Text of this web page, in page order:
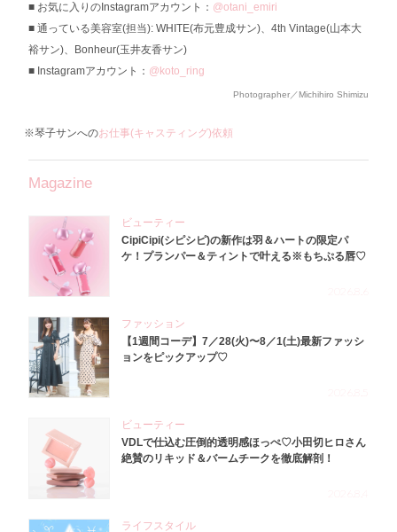
お気に入りのInstagramアカウント： @otani_emiri
通っている美容室(担当): WHITE(布元豊成サン)、4th Vintage(山本大
裕サン)、Bonheur(玉井友香サン)
Instagramアカウント： @koto_ring
Photographer／Michihiro Shimizu
※琴子サンへのお仕事(キャスティング)依頼
Magazine
ビューティー
CipiCipi(シピシピ)の新作は羽＆ハートの限定パ
ケ！プランパー＆ティントで叶える※もちぷる唇♡
ファッション
【1週間コーデ】7／28(火)〜8／1(土)最新ファッシ
ョンをピックアップ♡
ビューティー
VDLで仕込む圧倒的透明感ほっぺ♡小田切ヒロさん
絶賛のリキッド＆バームチークを徹底解剖！
ライフスタイル